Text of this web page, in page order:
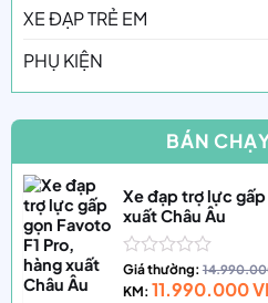
XE ĐẠP TRẺ EM
PHỤ KIỆN
BÁN
Xe đạp trợ lực gấp
xuất Châu Âu
Được
xếp
Giá thường:
KM: 11.990.000